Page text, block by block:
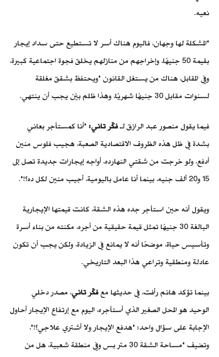
نعيه.
"المشكلة لها وجهان، فاليوم هناك أسر لا تستطيع حتى سداد إيجار
بقيمة 50 جنيهًا، وإخراجهم من منازلهم يخلق فجوة اجتماعية كبيرة،
وفي المقابل، هناك من يستغل القانون "ويحتفظ بشقق مغلقة
لسنوات مقابل 30 جنيهًا شهريًا، وهذا ظلم بيّن يجب أن ينتهي.
فيما يقول منصور عبد الرازق لـفكّر تاني: "أنا كمستأجر بعاني
بشدة في ظل هذه الظروف الاقتصادية الصعبة، هجيب فلوس منين
أدفع، ولو خرجت من شقتي النهارده، أواجه إيجارات جديدة تصل إلى
15 و20 ألف جنيه، بينما أنا عامل باليومية، أجيب منين لكل ده؟!".
ويقول أنه حين استأجر جده هذه الشقة، كانت قيمتها الإيجارية
البالغة 30 جنيهًا تمثل قيمة حقيقية من أجره، مكنته من بناء أسرة
وتأسيس حياة، موضحًا أنه لا يمانع في الزيادة، ولكن يجب أن تكون
عادلة ومنطقية وتراعي هذا البعد التاريخي.
بينما تؤكد هانم رأفت، في حديثها معفكّر تاني، مصدر دخلي
الوحيد هو المحل الصغير الذي أستأجره، اليوم مع إرتفاع الإيجار أحاول
الإجابة على سؤال واحد: "هدفع الإيجار ولا أشتري علاجي؟!"،
وتضيف "مساحة الشقة 30 متر بس وفي منطقة شعبية، هل من